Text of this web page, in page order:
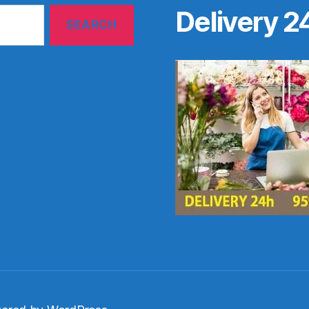
Delivery